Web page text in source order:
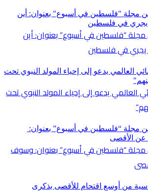
(469) من مجلة “فلسطين في أسبوع” بعنوان: أين
في فلسطين
العالمي يدعو إلى إحياء المولد النبوي تحت
(468) من مجلة “فلسطين في أسبوع” بعنوان: وسوف